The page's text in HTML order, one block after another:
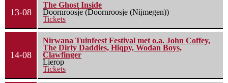
13-08
The Ghost Inside
Doornroosje (Doornroosje (Nijmegen))
Tickets
14-08
Nirwana Tuinfeest Festival met o.a. John Coffey,
The Dirty Daddies, Hiqpy, Wodan Boys,
Clawfinger
Lierop
Tickets